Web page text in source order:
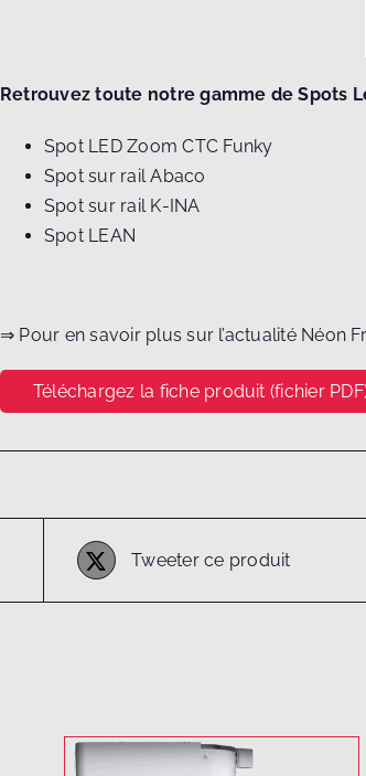
Retrouvez toute notre gamme de Spots
Spot LED Zoom CTC Funky
Spot sur rail Abaco
Spot sur rail K-INA
Spot LEAN
⇒ Pour en savoir plus sur l’actualité Néon
Téléchargez la fiche produit (fichier
Tweeter ce produit